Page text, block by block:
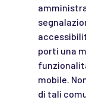
porti una
mobile.
di tali